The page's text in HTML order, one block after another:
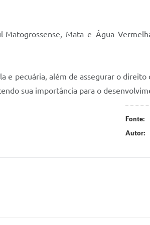
Mata e Água
pecuária, além de assegurar o
sua importância para o
Fonte:
Autor: